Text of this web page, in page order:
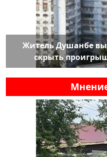
Житель Душанбе
скрыть